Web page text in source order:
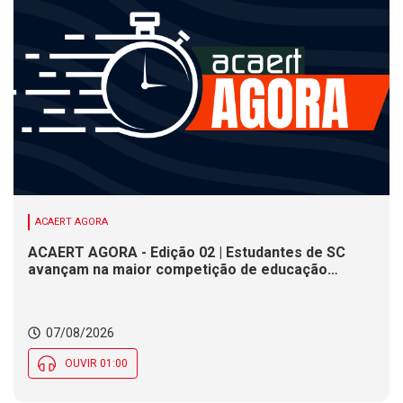
ACAERT AGORA
ACAERT AGORA - Edição 02 | Estudantes de SC
avançam na maior competição de educação
Social nesta sexta (7)
07/08/2026
OUVIR 01:00